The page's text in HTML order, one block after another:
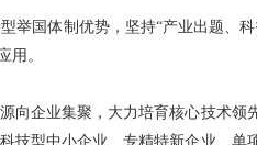
举国体制优势，坚持“产业出题、科
用。
向企业集聚，大力培育核心技术领
技型中小企业、专精特新企业、单